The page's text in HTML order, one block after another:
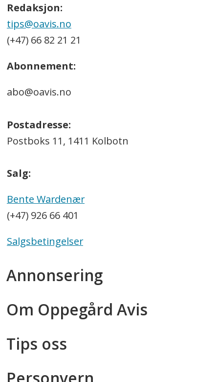
Redaksjon:
tips@oavis.no
(+47) 66 82 21 21
Abonnement:
abo@oavis.no
Postadresse:
Postboks 11, 1411 Kolbotn
Salg:
Bente Wardenær
(+47) 926 66 401
Salgsbetingelser
Annonsering
Om Oppegård Avis
Tips oss
Personvern